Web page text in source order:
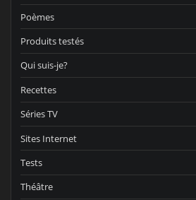
Poèmes
Produits testés
Qui suis-je?
Recettes
Séries TV
Sites Internet
Tests
Théâtre